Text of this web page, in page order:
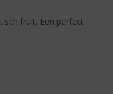
fruit. Een perfect